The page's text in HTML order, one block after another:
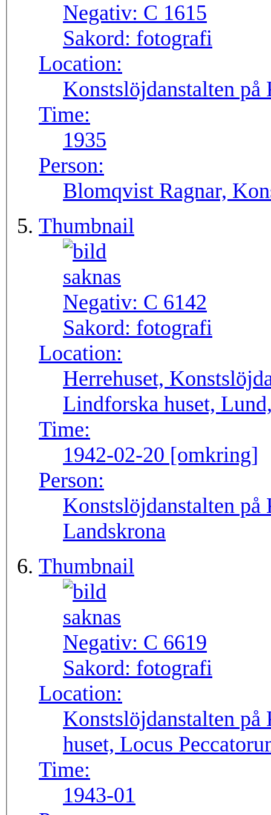
Negativ: C 1615
Sakord: fotografi
Location:
Konstslöjdanstalten
Time:
1935
Person:
Blomqvist Ragnar,
Thumbnail
Negativ: C 6142
Sakord: fotografi
Location:
Herrehuset,
Lindforska huset,
Time:
1942-02-20 [omkring]
Person:
Konstslöjdanstalten
Landskrona
Thumbnail
Negativ: C 6619
Sakord: fotografi
Location:
Konstslöjdanstalten
huset, Locus
Time:
1943-01